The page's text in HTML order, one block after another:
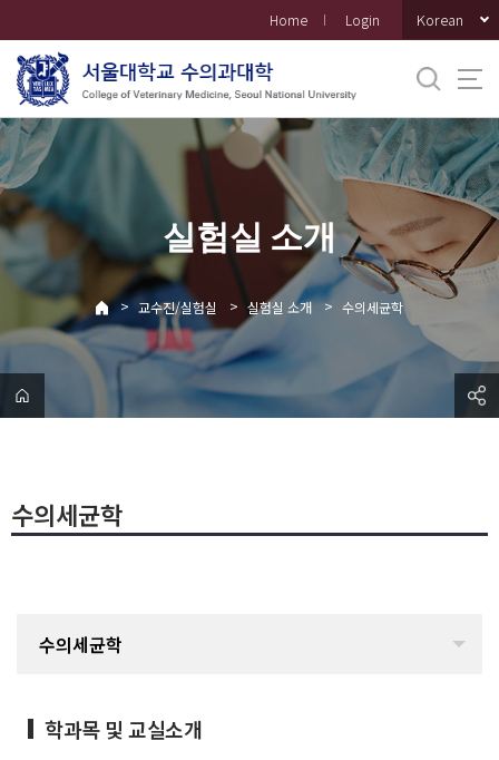
로
메
뉴
Home Login Korean
실험실 소개
> 교수진/실험실 > 실험실 소개 > 수의세균학
수의세균학
수의세균학
학과목 및 교실소개